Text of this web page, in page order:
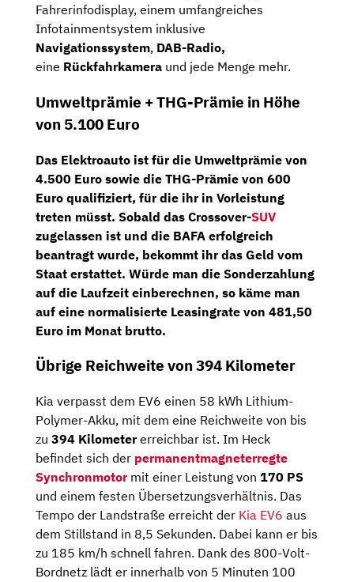
Fahrerinfodisplay, einem umfangreiches
Infotainmentsystem inklusive
Navigationssystem, DAB-Radio,
eine Rückfahrkamera und jede Menge mehr.
Umweltprämie + THG-Prämie in Höhe
von 5.100 Euro
Das Elektroauto ist für die Umweltprämie von
4.500 Euro sowie die THG-Prämie von 600
Euro qualifiziert, für die ihr in Vorleistung
treten müsst. Sobald das Crossover-SUV
zugelassen ist und die BAFA erfolgreich
beantragt wurde, bekommt ihr das Geld vom
Staat erstattet. Würde man die Sonderzahlung
auf die Laufzeit einberechnen, so käme man
auf eine normalisierte Leasingrate von 481,50
Euro im Monat brutto.
Übrige Reichweite von 394 Kilometer
Kia verpasst dem EV6 einen 58 kWh Lithium-
Polymer-Akku, mit dem eine Reichweite von bis
zu 394 Kilometererreichbar ist. Im Heck
befindet sich der permanentmagneterregte
Synchronmotormit einer Leistung von 170 PS
und einem festen Übersetzungsverhältnis. Das
Tempo der Landstraße erreicht der Kia EV6 aus
dem Stillstand in 8,5 Sekunden. Dabei kann er bis
zu 185 km/h schnell fahren. Dank des 800-Volt-
Bordnetz lädt er innerhalb von 5 Minuten 100